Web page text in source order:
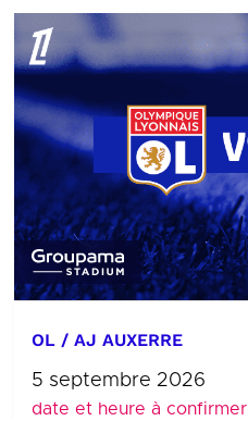
OL / AJ AUXERRE
5 septembre 2026
date et heure à confirmer